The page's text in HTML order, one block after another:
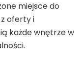
miejsce do
oferty i
każde wnętrze w